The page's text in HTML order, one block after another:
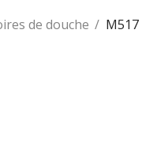
de douche M517